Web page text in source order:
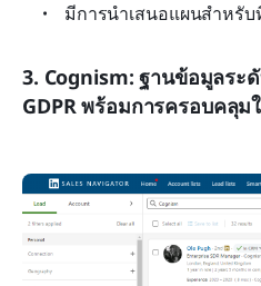
มีการนำเสนอแผนสำหรับ
3. Cognism: ฐานข้อมูลระ
GDPR พร้อมการครอบคลุม